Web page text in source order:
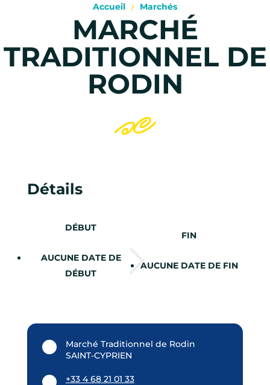
Accueil Marchés
MARCHÉ
TRADITIONNEL DE
RODIN
Détails
DÉBUT
AUCUNE DATE DE
DÉBUT
FIN
AUCUNE DATE DE FIN
Marché Traditionnel de Rodin
SAINT-CYPRIEN
+33 4 68 21 01 33